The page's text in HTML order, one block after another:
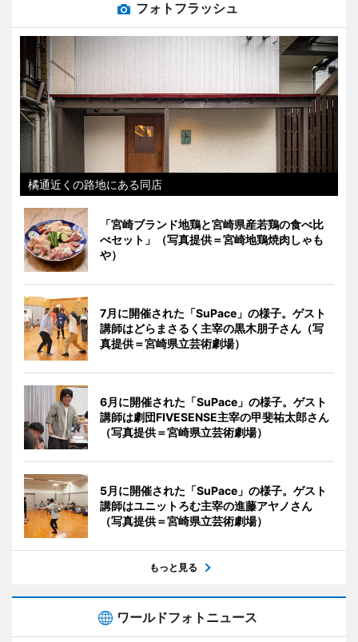
フォトフラッシュ
橘通近くの路地にある同店
「宮崎ブランド地鶏と宮崎県産若鶏の食べ比
べセット」（写真提供＝宮崎地鶏焼肉しゃも
や）
7月に開催された「SuPace」の様子。ゲスト
講師はどらまさるく主宰の黒木朋子さん（写
真提供＝宮崎県立芸術劇場）
6月に開催された「SuPace」の様子。ゲスト
講師は劇団FIVESENSE主宰の甲斐祐太郎さん
（写真提供＝宮崎県立芸術劇場）
5月に開催された「SuPace」の様子。ゲスト
講師はユニットろむ主宰の進藤アヤノさん
（写真提供＝宮崎県立芸術劇場）
もっと見る
ワールドフォトニュース